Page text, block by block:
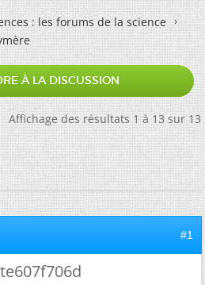
: les forums de la science
À LA DISCUSSION
Affichage des résultats 1 à 13 sur 13
#1